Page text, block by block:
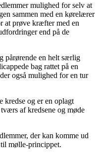
mulighed for selv at
sammen med en kørelærer
at prøve kræfter med en
end på de
pårørende en helt særlig
bag rattet på en
også mulighed for en tur
kredse og er en oplagt
af kredsene og møde
der kan komme ud
mølle-princippet.